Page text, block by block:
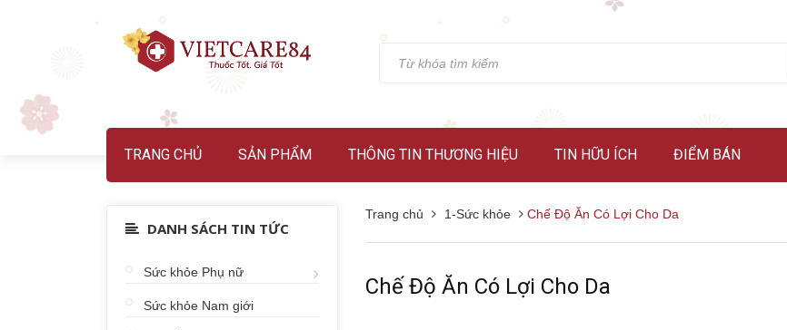
TRANG CHỦ SẢN PHẨM THÔNG TIN THƯƠNG HIỆU TIN HỮU ÍCH ĐIỂM BÁN
Trang chủ 1-Sức khỏe Chế Độ Ăn Có Lợi Cho Da
Chế Độ Ăn Có Lợi Cho Da
DANH SÁCH TIN TỨC
Sức khỏe Phụ nữ
Sức khỏe Nam giới